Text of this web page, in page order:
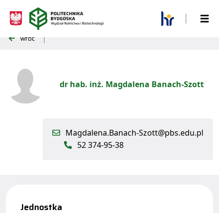
wróć
dr hab. inż. Magdalena Banach-Szott
Magdalena.Banach-Szott@pbs.edu.pl
52 374-95-38
Jednostka